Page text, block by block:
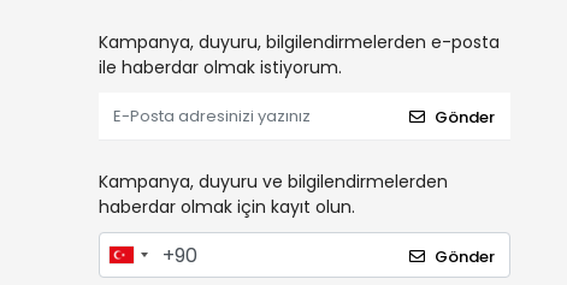
Kampanya, duyuru, bilgilendirmelerden e-posta
ile haberdar olmak istiyorum.
Gönder
Kampanya, duyuru ve bilgilendirmelerden
haberdar olmak için kayıt olun.
Gönder